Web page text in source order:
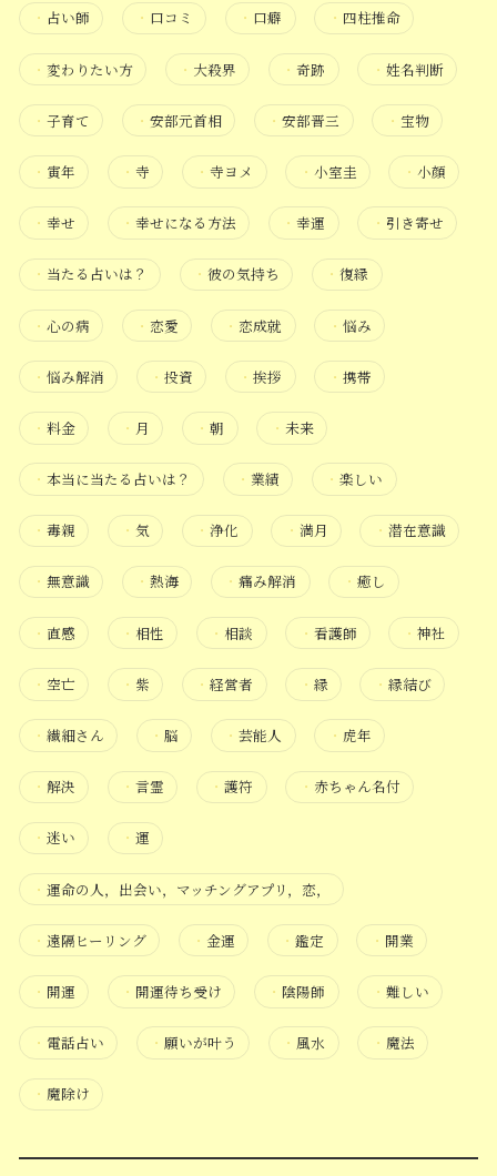
・ 占い師 ・ 口コミ ・ 口癖 ・ 四柱推命
・ 変わりたい方 ・ 大殺界 ・奇跡 ・ 姓名判断
・ 子育て ・安部元首相 ・安部晋三 ・ 宝物
・ 寅年 ・寺 ・寺ヨメ ・ 小室圭 ・ 小顔
・ 幸せ ・幸せになる方法 ・幸運 ・ 引き寄せ
・ 当たる占いは？ ・彼の気持ち ・復縁
・ 心の病 ・ 恋愛 ・ 恋成就 ・ 悩み
・ 悩み解消 ・投資 ・挨拶 ・ 携帯
・ 料金 ・ 月 ・朝 ・ 未来
・ 本当に当たる占いは？ ・業績 ・楽しい
・ 毒親 ・気 ・浄化 ・ 満月 ・ 潜在意識
・ 無意識 ・熱海 ・痛み解消 ・ 癒し
・ 直感 ・ 相性 ・ 相談 ・ 看護師 ・ 神社
・ 空亡 ・ 紫 ・経営者 ・ 縁 ・ 縁結び
・ 繊細さん ・脳 ・芸能人 ・ 虎年
・ 解決 ・言霊 ・護符 ・ 赤ちゃん名付
・ 迷い ・運
・ 運命の人，出会い，マッチングアプリ，恋，
・ 遠隔ヒーリング ・ 金運 ・鑑定 ・ 開業
・ 開運 ・ 開運待ち受け ・ 陰陽師 ・ 難しい
・ 電話占い ・願いが叶う ・ 風水 ・ 魔法
・ 魔除け